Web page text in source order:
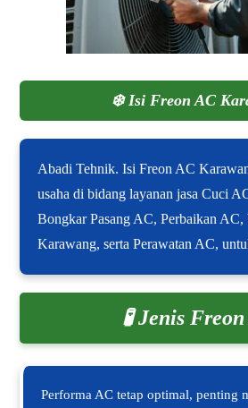
❄️Isi Freon AC
Abadi Tehnik. Isi Freon AC
usaha di bidang layanan jasa Cuci
Bongkar Pasang AC, Perbaikan
Karawang, serta Perawatan AC,
🧪 Jenis
Performa AC tetap optimal, penting